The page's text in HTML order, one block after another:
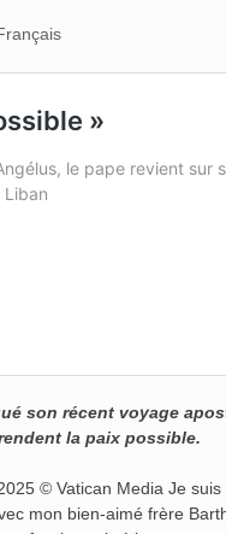
son récent voyage
la paix possible.
© Vatican Media Je
mon bien-aimé frère